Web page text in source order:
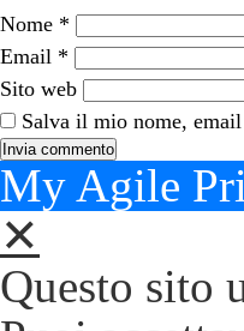
Nome *
Email *
Sito web
Salva il mio nome,
My Agile
✕
Questo sito